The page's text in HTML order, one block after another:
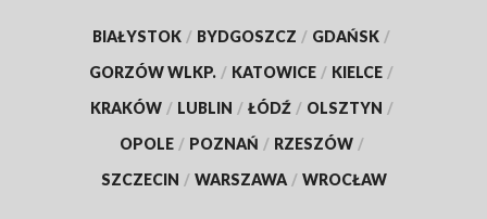
BIAŁYSTOK / BYDGOSZCZ / GDAŃSK /
GORZÓW WLKP. / KATOWICE / KIELCE /
KRAKÓW / LUBLIN / ŁÓDŹ / OLSZTYN /
OPOLE / POZNAŃ / RZESZÓW /
SZCZECIN / WARSZAWA / WROCŁAW